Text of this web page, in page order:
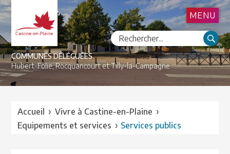
COMMUNES DÉLÉGUÉES
Hubert-Folie,Rocquancourt etTilly-la-Campagne
MENU
Accueil › Vivre à Castine-en-Plaine ›
Equipements et services › Services publics